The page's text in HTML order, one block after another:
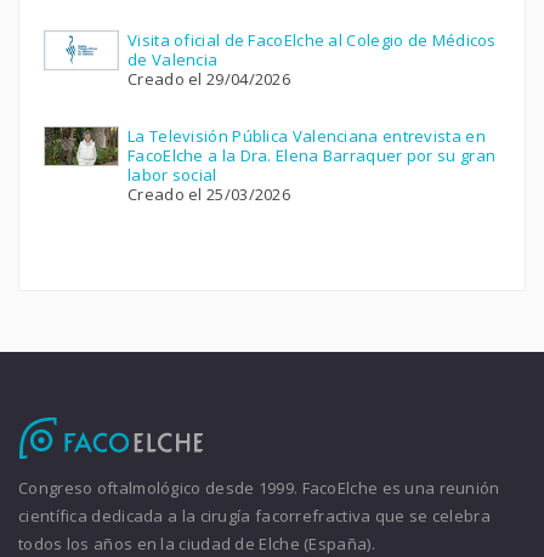
Visita oficial de FacoElche al Colegio de Médicos
de Valencia
Creado el 29/04/2026
La Televisión Pública Valenciana entrevista en
FacoElche a la Dra. Elena Barraquer por su gran
labor social
Creado el 25/03/2026
Congreso oftalmológico desde 1999. FacoElche es una reunión
científica dedicada a la cirugía facorrefractiva que se celebra
todos los años en la ciudad de Elche (España).